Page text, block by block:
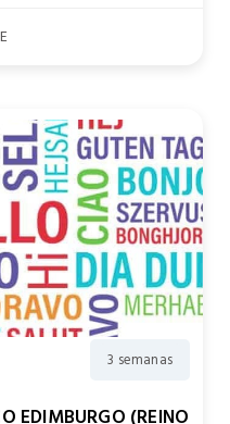
3 semanas
EDIMBURGO (REINO